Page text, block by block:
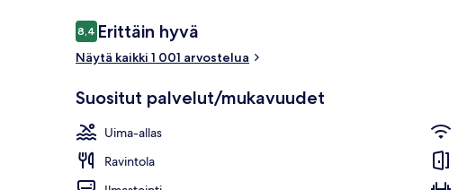
Arvostelut
8,48,4 kautta 10.
Erittäin hyvä
Näytä kaikki 1 001 arvostelua
Suositut palvelut/mukavuudet
Uima-allas
Ravintola